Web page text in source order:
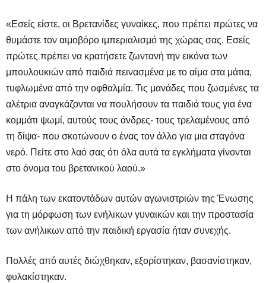
«Εσείς είστε, οι Βρετανίδες γυναίκες, που πρέπει πρώτες να
θυμάστε τον αιμοβόρο ιμπεριαλισμό της χώρας σας. Εσείς
πρώτες πρέπει να κρατήσετε ζωντανή την εικόνα των
μπουλουκιών από παιδιά πεινασμένα με το αίμα στα μάτια,
τυφλωμένα από την οφθαλμία. Τις μανάδες που ζωσμένες τα
αλέτρια αναγκάζονται να πουλήσουν τα παιδιά τους για ένα
κομμάτι ψωμί, αυτούς τους άνδρες- τους τρελαμένους από
τη δίψα- που σκοτώνουν ο ένας τον άλλο για μια σταγόνα
νερό. Πείτε στο λαό σας ότι όλα αυτά τα εγκλήματα γίνονται
στο όνομα του βρετανικού λαού.»
Η πάλη των εκατοντάδων αυτών αγωνιστριών της Ένωσης
για τη μόρφωση των ενήλικων γυναικών και την προστασία
των ανήλικων από την παιδική εργασία ήταν συνεχής.
Πολλές από αυτές διώχθηκαν, εξορίστηκαν, βασανίστηκαν,
φυλακίστηκαν.